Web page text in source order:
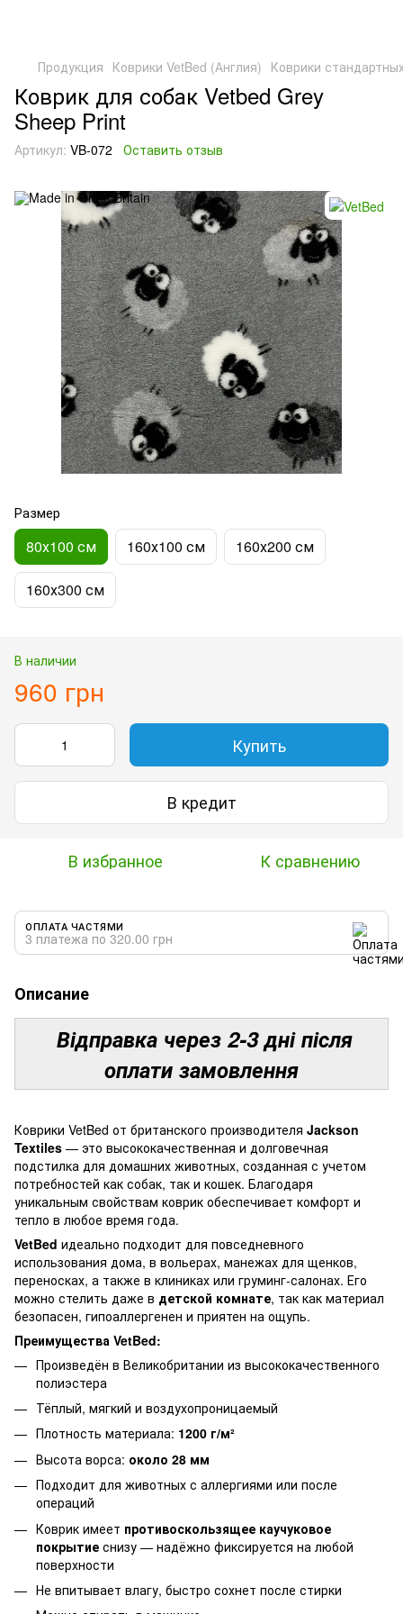
Продукция Коврики VetBed (Англия) Коврики
Коврик для собак Vetbed Grey
Sheep Print
Артикул: VB-072 Оставить отзыв
Размер
80х100 см 160х100 см 160х200 см
160х300 см
В наличии
960 грн
Купить
В кредит
В избранное К сравнению
ОПЛАТА ЧАСТЯМИ
3 платежа по 320.00 грн
Описание
Відправка через 2-3 дні після
оплати замовлення
Коврики VetBed от британского производителя Jackson
Textiles — это высококачественная и долговечная
подстилка для домашних животных, созданная с учетом
потребностей как собак, так и кошек. Благодаря
уникальным свойствам коврик обеспечивает комфорт и
тепло в любое время года.
VetBed идеально подходит для повседневного
использования дома, в вольерах, манежах для щенков,
переносках, а также в клиниках или груминг-салонах. Его
можно стелить даже в детской комнате, так как материал
безопасен, гипоаллергенен и приятен на ощупь.
Преимущества VetBed:
Произведён в Великобритании из высококачественного
полиэстера
Тёплый, мягкий и воздухопроницаемый
Плотность материала: 1200 г/м²
Высота ворса: около 28 мм
Подходит для животных с аллергиями или после
операций
Коврик имеет противоскользящее каучуковое
покрытие снизу — надёжно фиксируется на любой
поверхности
Не впитывает влагу, быстро сохнет после стирки